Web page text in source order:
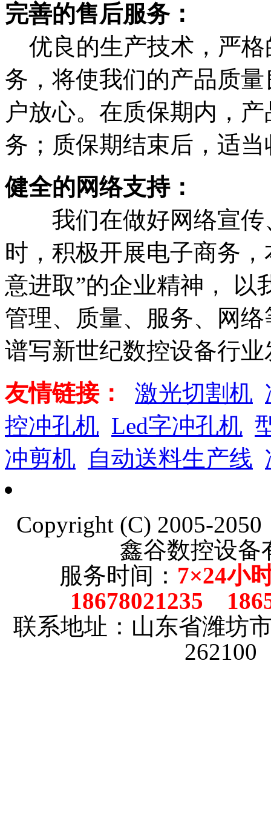
完善的售后服务：
优良的生产技术，严格
务，将使我们的产品质
户放心。在质保期内，
务；质保期结束后，适
健全的网络支持：
我们在做好网络宣传
时，积极开展电子商务
意进取”的企业精神， 以
管理、质量、服务、网
谱写新世纪数控设备行
友情链接：
激光切割机
控冲孔机 Led字冲孔机
冲剪机
自动送料生产线
Copyright (C) 2005-
鑫谷数控设
服务时间： 7×24小
18678021235
联系地址：山东省潍坊